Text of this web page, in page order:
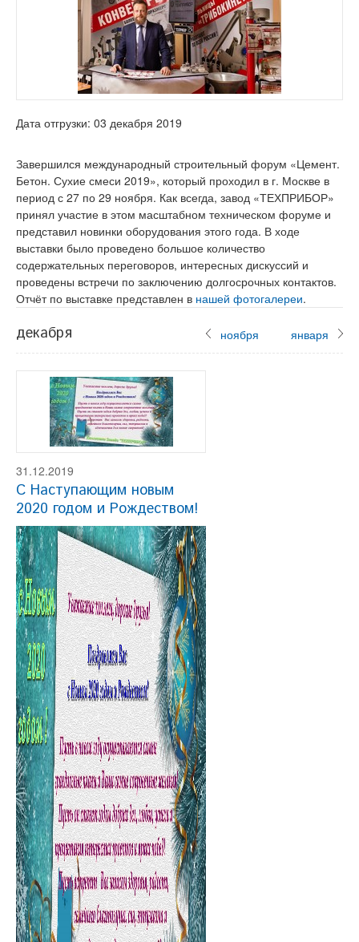
Дата отгрузки: 03 декабря 2019
Завершился международный строительный форум «Цемент.
Бетон. Сухие смеси 2019», который проходил в г. Москве в
период с 27 по 29 ноября. Как всегда, завод «ТЕХПРИБОР»
принял участие в этом масштабном техническом форуме и
представил новинки оборудования этого года. В ходе
выставки было проведено большое количество
содержательных переговоров, интересных дискуссий и
проведены встречи по заключению долгосрочных контактов.
Отчёт по выставке представлен в нашей фотогалереи.
ноября января
декабря
31.12.2019
С Наступающим новым
2020 годом и Рождеством!